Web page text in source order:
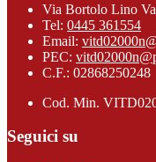
Via Bortolo Lino
Tel: 0445 361554
Email:
PEC:
C.F.: 02868250248
Cod. Min.
Seguici su